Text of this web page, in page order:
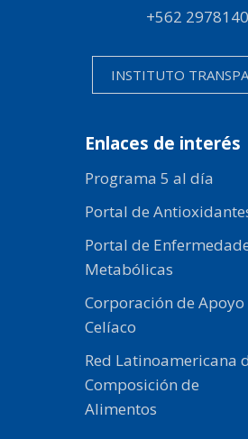
+562
INSTITUTO
Enlaces de interés
Programa 5 al día
Portal de
Portal de
Metabólicas
Corporación de Apoyo
Celíaco
Red Latinoamericana
Composición de
Alimentos